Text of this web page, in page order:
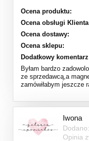
Ocena produktu:
Ocena obsługi
Ocena dostawy:
Ocena sklepu:
Dodatkowy
Byłam bardzo
ze sprzedawcą,a
zamówiłabym jeszcze
Iwona
Opinia